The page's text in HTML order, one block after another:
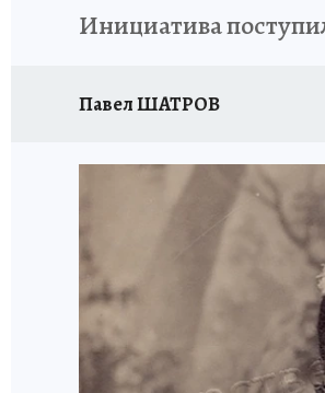
ИСПЫТАНО НА
Инициатива
Павел ШАТРОВ